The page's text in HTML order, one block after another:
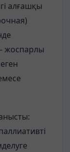
алғашқы
жоспарлы